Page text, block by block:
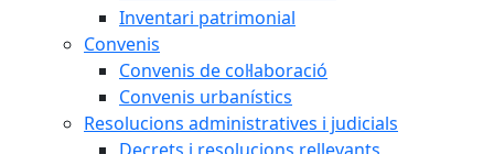
Inventari patrimonial
Convenis
Convenis de col·laboració
Convenis urbanístics
Resolucions administratives i judicials